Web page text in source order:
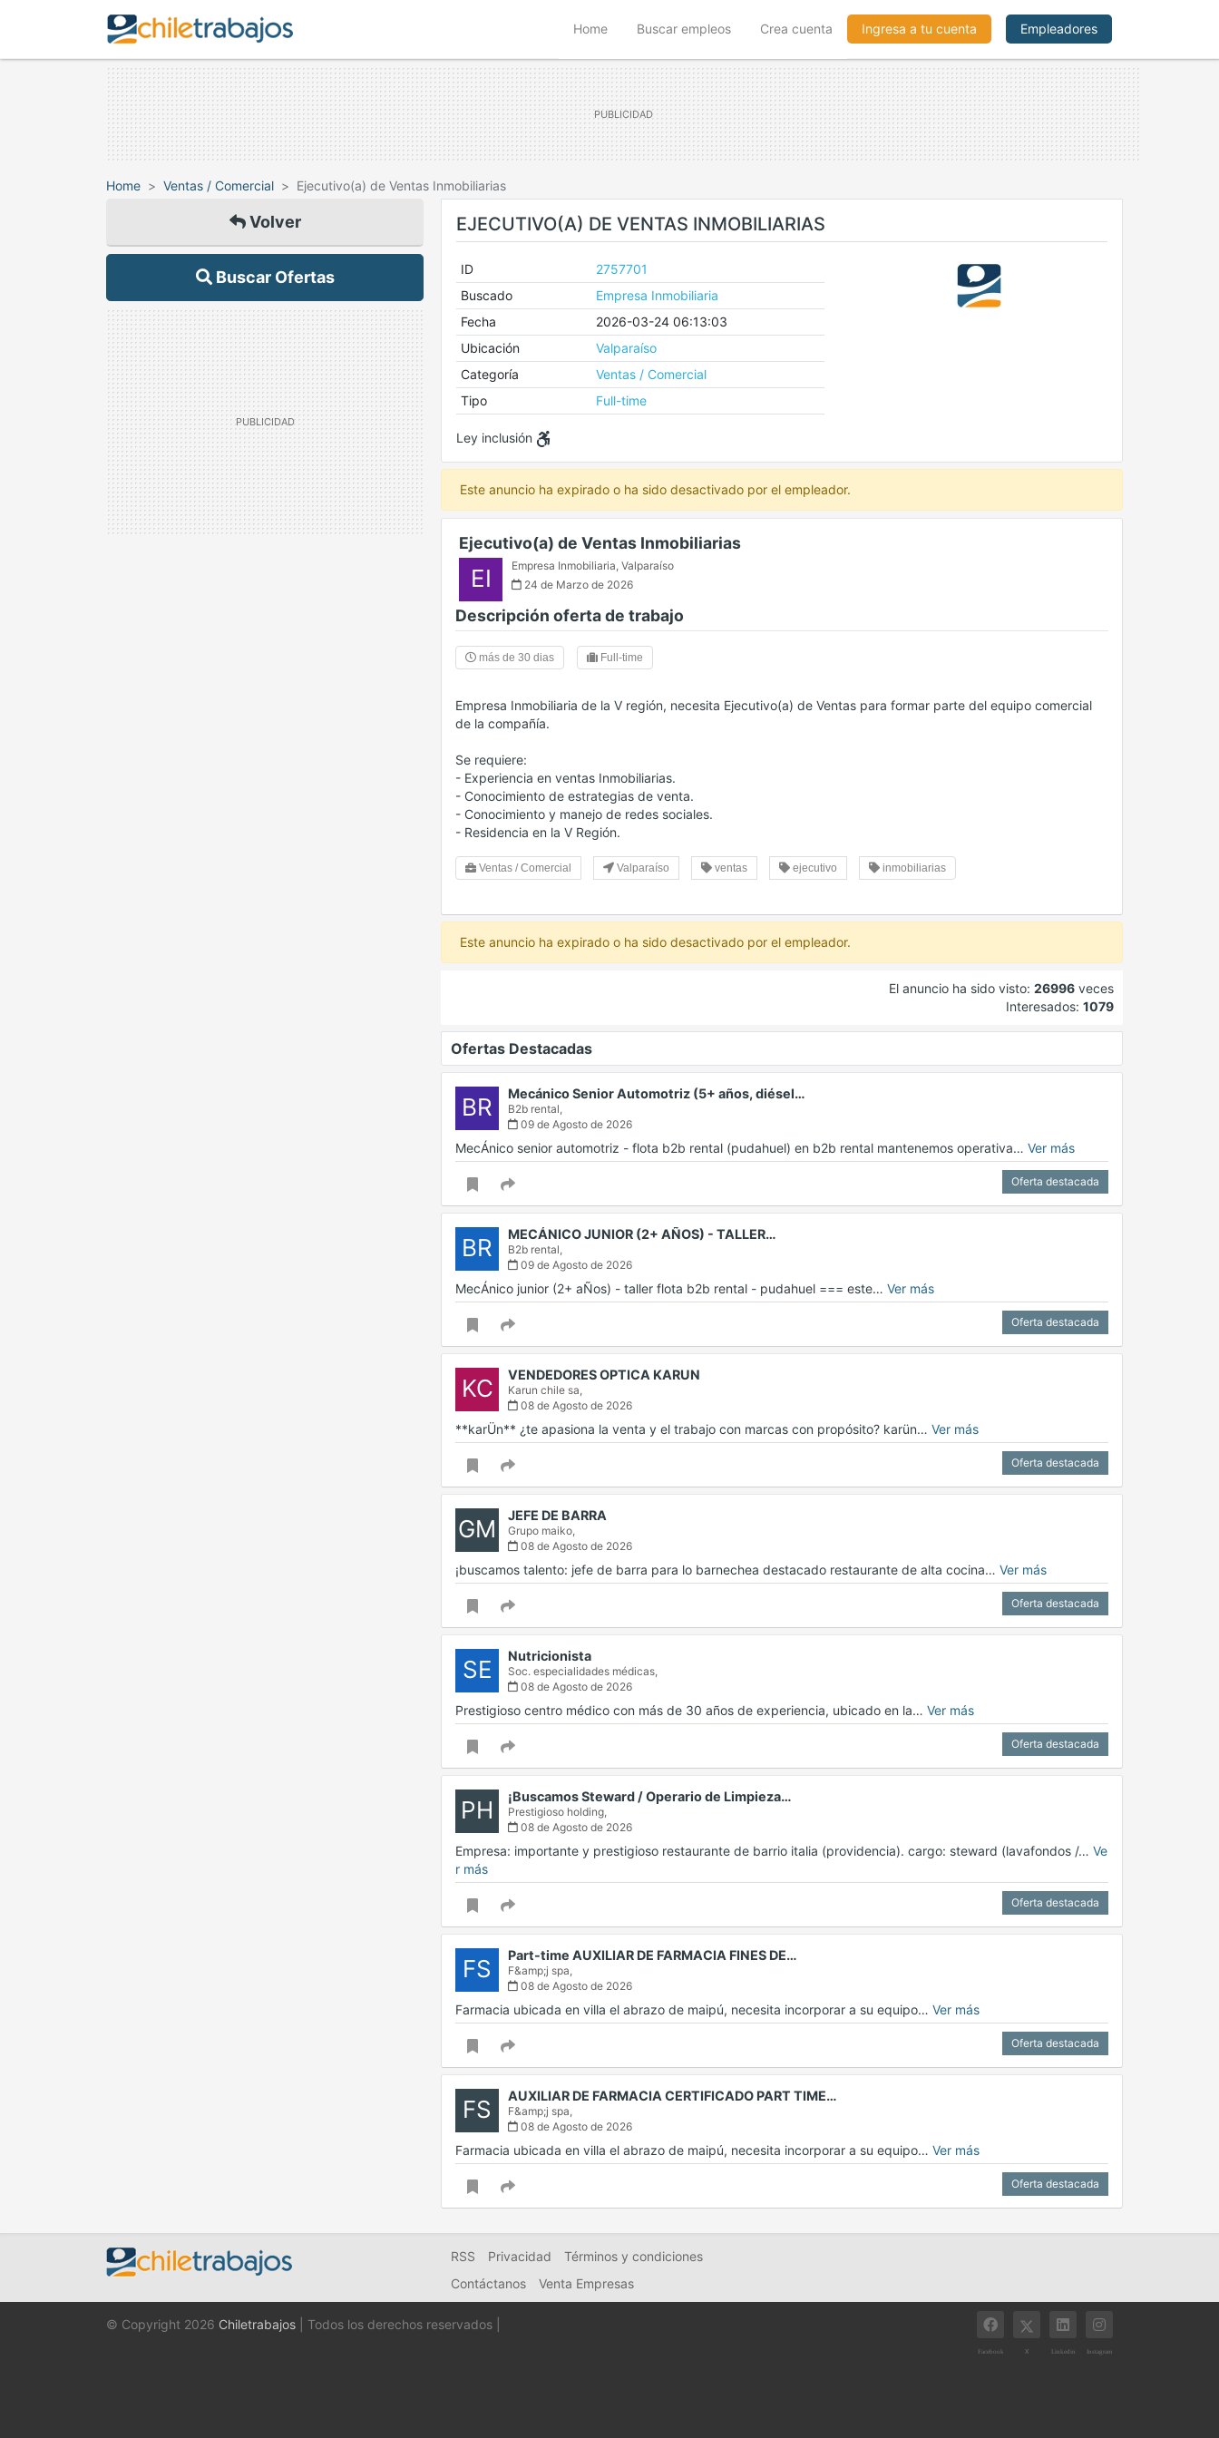
Home(current)Buscar empleos Crea cuenta Ingresa a tu cuenta Empleadores
Home Ventas / Comercial Ejecutivo(a) de Ventas Inmobiliarias
Volver
Buscar Ofertas
EJECUTIVO(A) DE VENTAS INMOBILIARIAS
ID
2757701
Buscado
Empresa Inmobiliaria
Fecha
2026-03-24 06:13:03
Ubicación
Valparaíso
Categoría
Ventas / Comercial
Tipo
Full-time
Ley inclusión
Este anuncio ha expirado o ha sido desactivado por el empleador.
Ejecutivo(a) de Ventas Inmobiliarias
EI Empresa Inmobiliaria, Valparaíso
24 de Marzo de 2026
Descripción oferta de trabajo
más de 30 dias Full-time
Empresa Inmobiliaria de la V región, necesita Ejecutivo(a) de Ventas para formar parte del equipo comercial
de la compañía.
Se requiere:
- Experiencia en ventas Inmobiliarias.
- Conocimiento de estrategias de venta.
- Conocimiento y manejo de redes sociales.
- Residencia en la V Región.
Ventas / Comercial Valparaíso ventas ejecutivo inmobiliarias
Este anuncio ha expirado o ha sido desactivado por el empleador.
El anuncio ha sido visto: 26996 veces
Interesados: 1079
Ofertas Destacadas
BR Mecánico Senior Automotriz (5+ años, diésel…
B2b rental,
09 de Agosto de 2026
MecÁnico senior automotriz - flota b2b rental (pudahuel) en b2b rental mantenemos operativa… Ver más
Oferta destacada
BR MECÁNICO JUNIOR (2+ AÑOS) - TALLER…
B2b rental,
09 de Agosto de 2026
MecÁnico junior (2+ aÑos) - taller flota b2b rental - pudahuel === este… Ver más
Oferta destacada
KC VENDEDORES OPTICA KARUN
Karun chile sa,
08 de Agosto de 2026
**karÜn** ¿te apasiona la venta y el trabajo con marcas con propósito? karün… Ver más
Oferta destacada
GM JEFE DE BARRA
Grupo maiko,
08 de Agosto de 2026
¡buscamos talento: jefe de barra para lo barnechea destacado restaurante de alta cocina… Ver más
Oferta destacada
SE Nutricionista
Soc. especialidades médicas,
08 de Agosto de 2026
Prestigioso centro médico con más de 30 años de experiencia, ubicado en la… Ver más
Oferta destacada
PH ¡Buscamos Steward / Operario de Limpieza…
Prestigioso holding,
08 de Agosto de 2026
Empresa: importante y prestigioso restaurante de barrio italia (providencia). cargo: steward (lavafondos /… Ve
r más
Oferta destacada
FS Part-time AUXILIAR DE FARMACIA FINES DE…
F&amp;j spa,
08 de Agosto de 2026
Farmacia ubicada en villa el abrazo de maipú, necesita incorporar a su equipo… Ver más
Oferta destacada
FS AUXILIAR DE FARMACIA CERTIFICADO PART TIME…
F&amp;j spa,
08 de Agosto de 2026
Farmacia ubicada en villa el abrazo de maipú, necesita incorporar a su equipo… Ver más
Oferta destacada
RSS Privacidad
Términos y condiciones
Contáctanos
Venta Empresas
© Copyright 2026 Chiletrabajos | Todos los derechos reservados |
Facebook X Linkedin Instagram